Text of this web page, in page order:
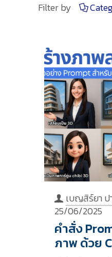
Filter by
เบญสิร์ยา
25/06/2025
คำสั่ง
ภาพ ด้วย